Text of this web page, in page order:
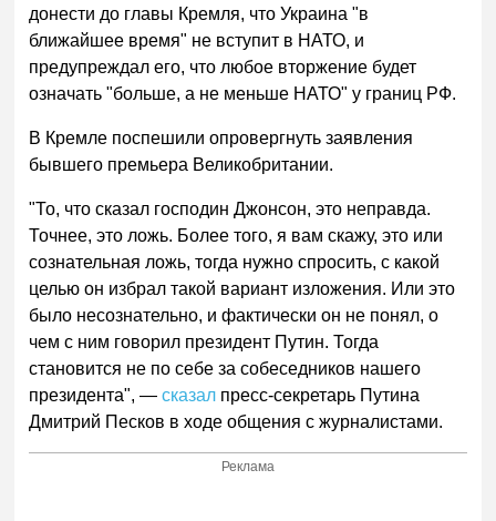
донести до главы Кремля, что Украина "в
ближайшее время" не вступит в НАТО, и
предупреждал его, что любое вторжение будет
означать "больше, а не меньше НАТО" у границ РФ.
В Кремле поспешили опровергнуть заявления
бывшего премьера Великобритании.
"То, что сказал господин Джонсон, это неправда.
Точнее, это ложь. Более того, я вам скажу, это или
сознательная ложь, тогда нужно спросить, с какой
целью он избрал такой вариант изложения. Или это
было несознательно, и фактически он не понял, о
чем с ним говорил президент Путин. Тогда
становится не по себе за собеседников нашего
президента", —сказал пресс-секретарь Путина
Дмитрий Песков в ходе общения с журналистами.
Реклама